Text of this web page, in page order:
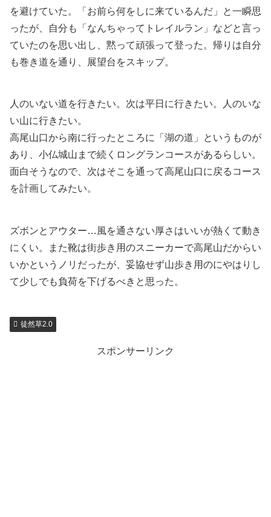
を避けていた。「お前ら何をしに来ているんだ」と一瞬思
ったが、自分も「なんちゃってトレイルラン」などと言っ
ていたのを思い出し、黙って頑張って登った。帰りは自分
も巻き道を通り、展望台をスキップ。
人のいない道を行きたい。次は平日に行きたい。人のいな
い山に行きたい。
高尾山口から南に行ったところに「湖の道」というものが
あり、小仏城山まで続くロングランコースがあるらしい。
面白そうなので、次はそこを通って高尾山口に戻るコース
を計画してみたい。
ズボンとアウター…風を通さない厚さはいいが熱くて動き
にくい。また靴は街歩き用のスニーカーで高尾山だからい
いかというノリだったが、妥協せず山歩き用のにやはりし
て少しでも負荷を下げるべきと思った。
徒然草2.0
スポンサーリンク